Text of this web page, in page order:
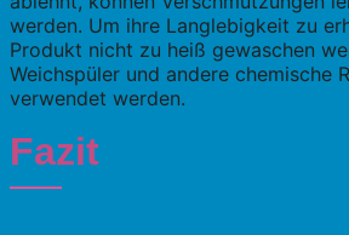
werden. Um ihre Langlebigkeit zu
Produkt nicht zu heiß gewaschen
Weichspüler und andere chemische
verwendet werden.
Fazit